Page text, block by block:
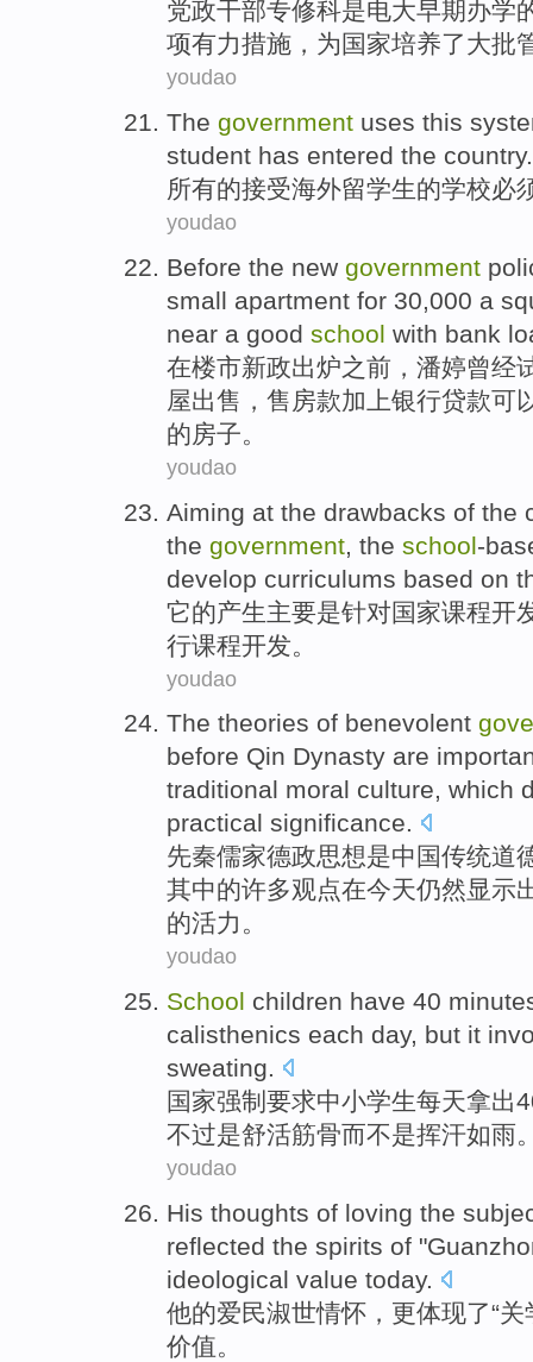
党政干部专修科是电大早期办学
项有力措施， 为 国家培养了大批
youdao
The government uses this
student has entered the country.
所有的接受海外留学生的学校必
youdao
Before the new government
small apartment for 30,000 a
near a good school with bank
在楼市新政出炉之前 ， 潘婷曾经
屋出售 ，售房款加上银行贷款可
的房子。
youdao
Aiming at the drawbacks of the
the government , the school-
develop curriculums based on
它的产生主要是针对国家课程开
行课程开发。
youdao
The theories of benevolent
before Qin Dynasty are
traditional moral culture, which
practical significance.
先秦儒家德政思想是中国传统道
其中的许多观点在今天仍然显示
的活力。
youdao
School children have 40
calisthenics each day, but it
sweating.
国家强制要求中小学生每天拿出
不过是舒活筋骨而不是挥汗如雨
youdao
His thoughts of loving the
reflected the spirits of "
ideological value today.
他的爱民淑世情怀，更体现了“关
价值。